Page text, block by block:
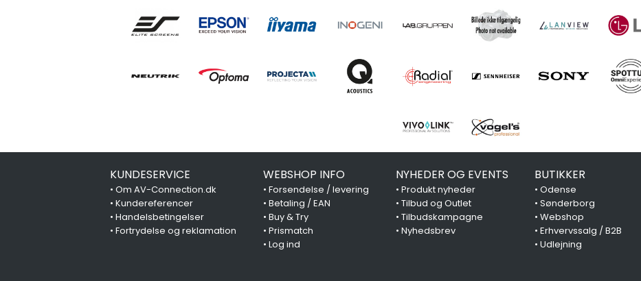
KUNDESERVICE
• Om AV-Connection.dk
• Kundereferencer
• Handelsbetingelser
• Fortrydelse og reklamation
WEBSHOP INFO
• Forsendelse / levering
• Betaling / EAN
• Buy & Try
• Prismatch
• Log ind
NYHEDER OG EVENTS
• Produkt nyheder
• Tilbud og Outlet
• Tilbudskampagne
• Nyhedsbrev
BUTIKKER
•Odense
•Sønderborg
•Webshop
•Erhvervssalg / B2B
•Udlejning